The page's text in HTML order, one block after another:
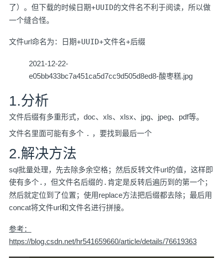
了）。但下载的时候日期+UUID的文件名不利于阅读，所以做
一个缝合怪。
文件url命名为： 日期+UUID+文件名+后缀
2021-12-22-
e05bb433bc7a451ca5d7cc9d505d8ed8-酸枣糕.jpg
1.分析
文件后缀有多重形式，doc、xls、xlsx、jpg、jpeg、pdf等。
文件名里面可能有多个 . ，要找到最后一个
2.解决方法
sql批量处理，先去除多余空格；然后反转文件url的值，这样即
使有多个. ，但文件名后缀的 . 肯定是反转后遍历到的第一个；
然后就定位到了位置；使用replace方法把后缀都去除；最后用
concat将文件url和文件名进行拼接。
参考：
https://blog.csdn.net/hr541659660/article/details/76619363